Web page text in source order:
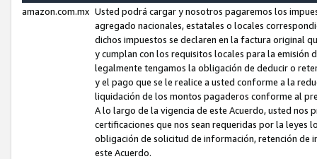
amazon.com.mx Usted podrá cargar y nosotros pagaremos los
agregado nacionales, estatales o locales
dichos impuestos se declaren en la factura original
y cumplan con los requisitos locales para la emisión
legalmente tengamos la obligación de deducir o
y el pago que se le realice a usted conforme a la
liquidación de los montos pagaderos conforme al
A lo largo de la vigencia de este Acuerdo, usted
certificaciones que nos sean requeridas por la leyes
obligación de solicitud de información, retención de
este Acuerdo.